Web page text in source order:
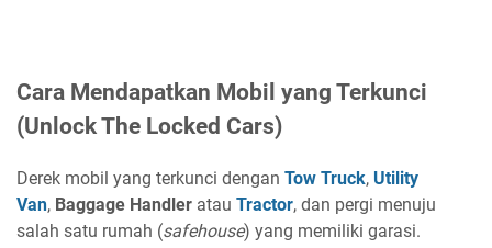
Cara Mendapatkan Mobil yang Terkunci
(Unlock The Locked Cars)
Derek mobil yang terkunci dengan Tow Truck, Utility
Van, Baggage Handler atau Tractor, dan pergi menuju
salah satu rumah (safehouse) yang memiliki garasi.